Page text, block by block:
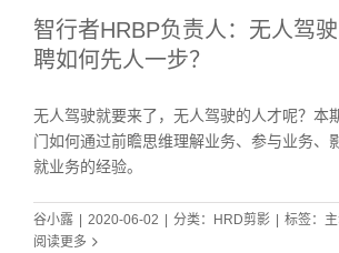
智行者HRBP负责人：无人驾
聘如何先人一步？
无人驾驶就要来了，无人驾驶的人才呢？本
门如何通过前瞻思维理解业务、参与业务、
就业务的经验。
谷小露 2020-06-02 分类： HRD剪影 标签：
阅读更多